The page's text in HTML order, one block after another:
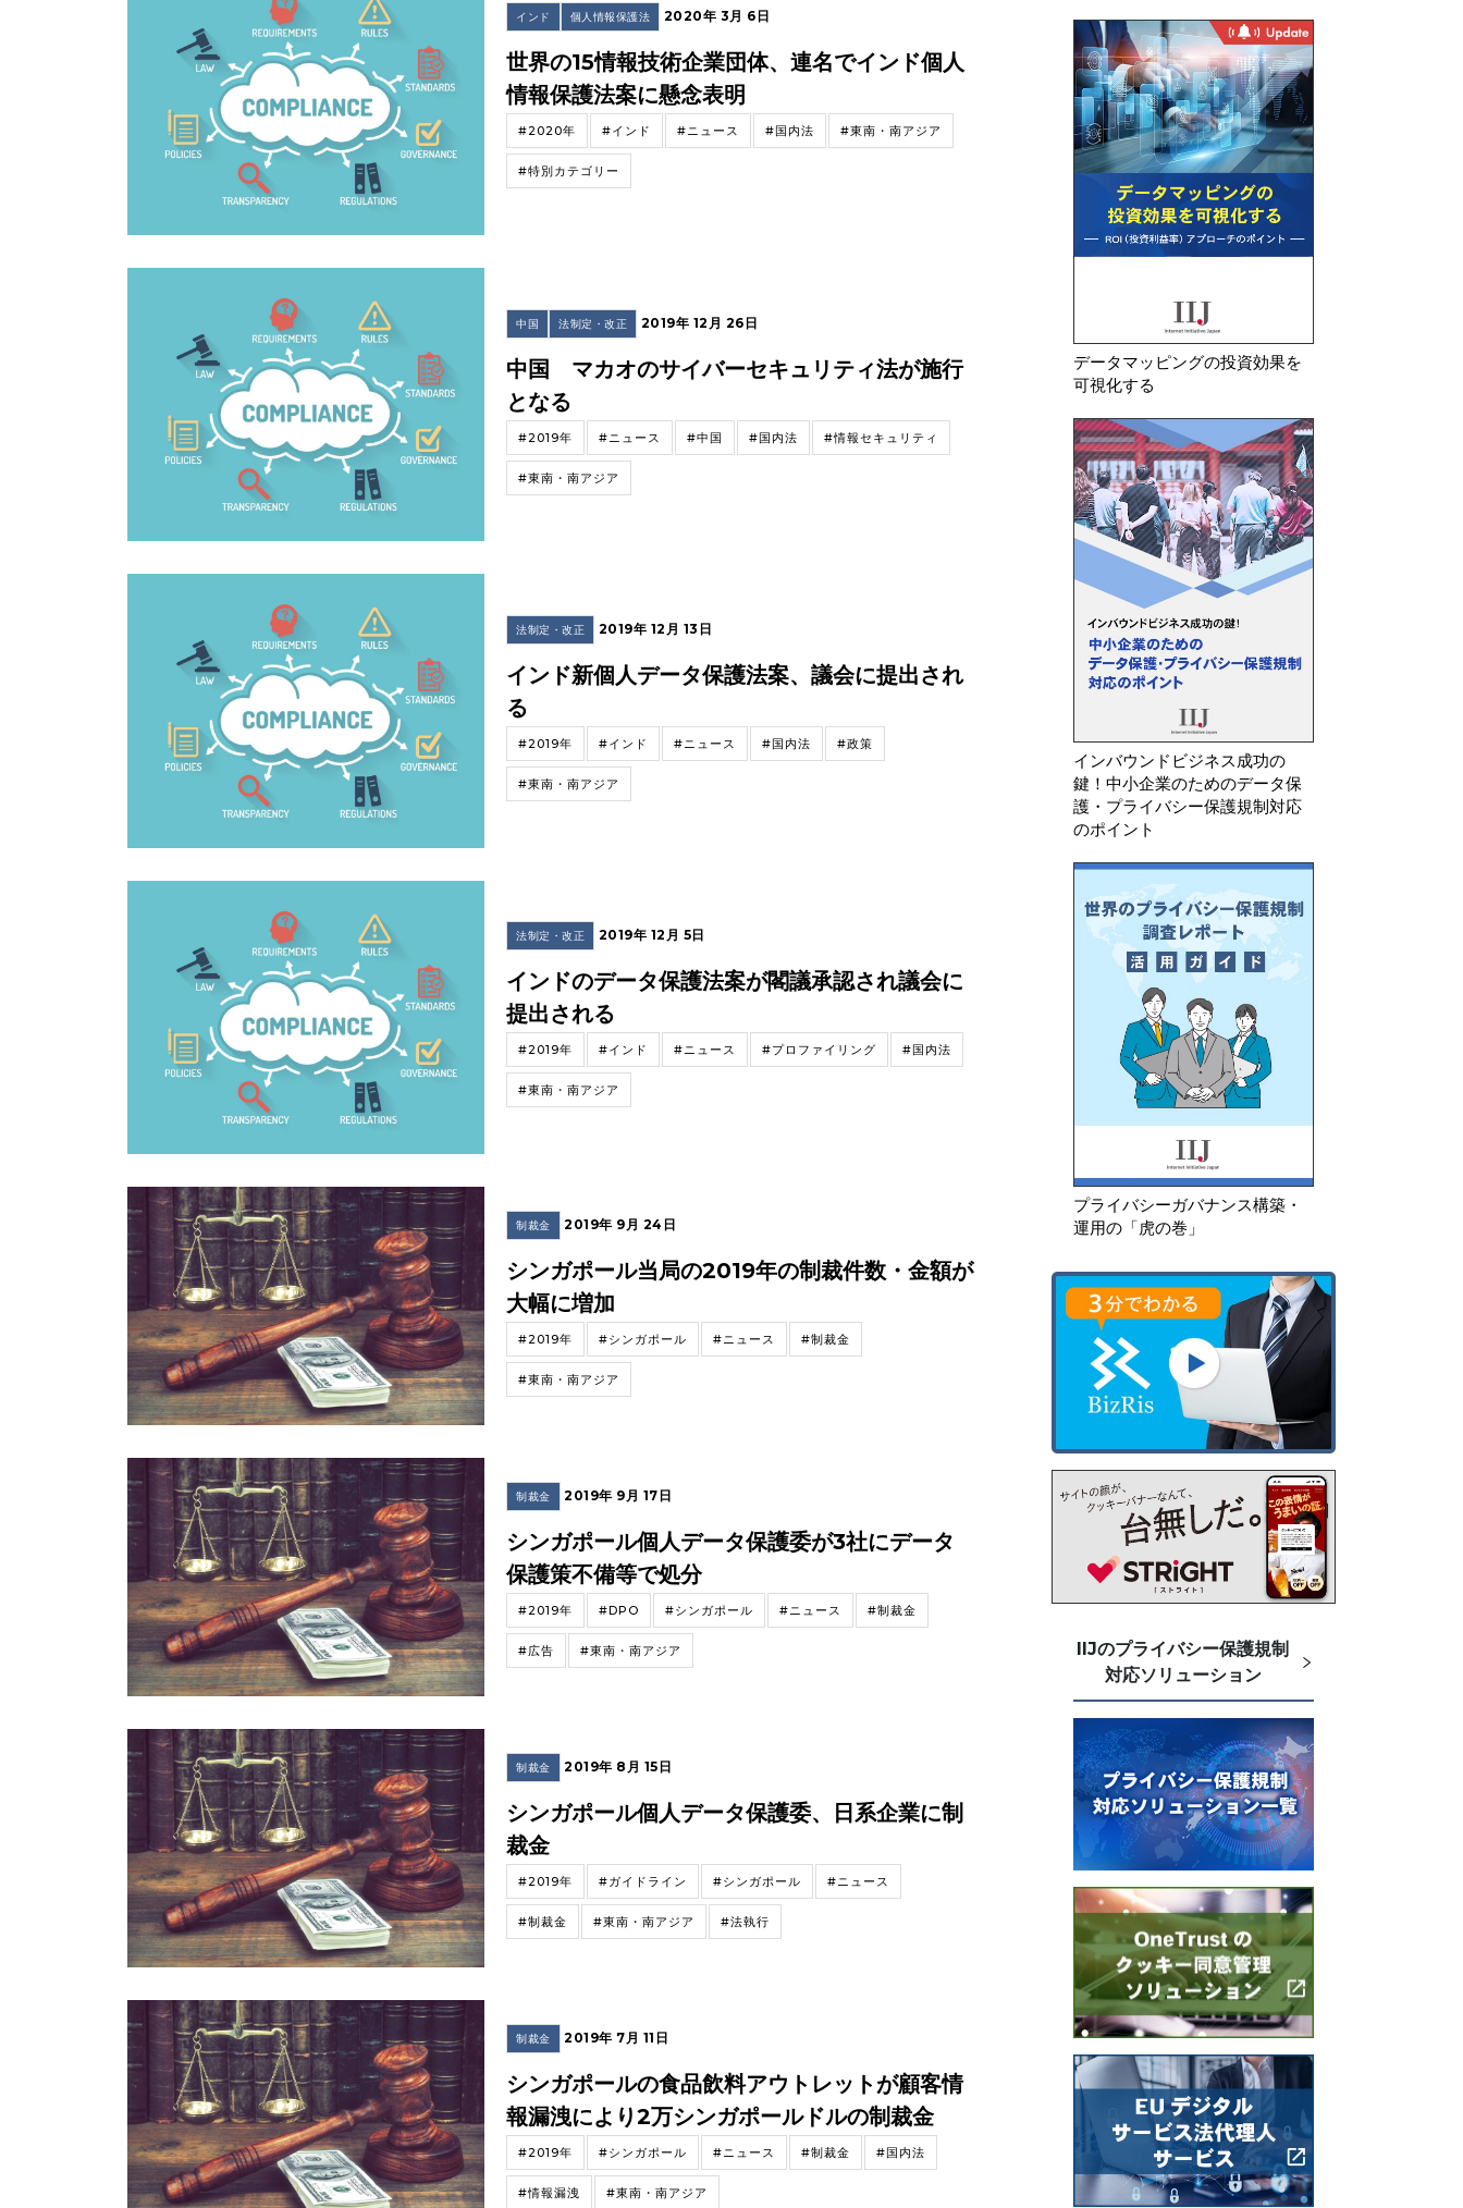
インド 個人情報保護法 2020年 3月 6日
世界の15情報技術企業団体、連名でインド個人
情報保護法案に懸念表明
#2020年 #インド #ニュース #国内法 #東南・南アジア
#特別カテゴリー
中国 法制定・改正 2019年 12月 26日
中国 マカオのサイバーセキュリティ法が施行
となる
#2019年 #ニュース #中国 #国内法 #情報セキュリティ
#東南・南アジア
法制定・改正 2019年 12月 13日
インド新個人データ保護法案、議会に提出され
る
#2019年 #インド #ニュース #国内法 #政策
#東南・南アジア
法制定・改正 2019年 12月 5日
インドのデータ保護法案が閣議承認され議会に
提出される
#2019年 #インド #ニュース #プロファイリング #国内法
#東南・南アジア
制裁金 2019年 9月 24日
シンガポール当局の2019年の制裁件数・金額が
大幅に増加
#2019年 #シンガポール #ニュース #制裁金
#東南・南アジア
制裁金 2019年 9月 17日
シンガポール個人データ保護委が3社にデータ
保護策不備等で処分
#2019年 #DPO #シンガポール #ニュース #制裁金
#広告 #東南・南アジア
制裁金 2019年 8月 15日
シンガポール個人データ保護委、日系企業に制
裁金
#2019年 #ガイドライン #シンガポール #ニュース
#制裁金 #東南・南アジア #法執行
制裁金 2019年 7月 11日
シンガポールの食品飲料アウトレットが顧客情
報漏洩により2万シンガポールドルの制裁金
#2019年 #シンガポール #ニュース #制裁金 #国内法
#情報漏洩 #東南・南アジア
データマッピングの投資効果を
可視化する
インバウンドビジネス成功の
鍵！中小企業のためのデータ保
護・プライバシー保護規制対応
のポイント
プライバシーガバナンス構築・
運用の「虎の巻」
IIJのプライバシー保護規制
対応ソリューション